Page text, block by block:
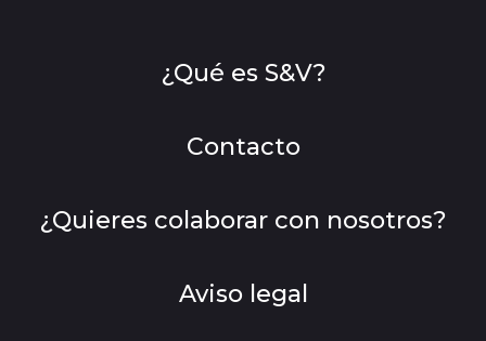
¿Qué es S&V?
Contacto
¿Quieres colaborar con nosotros?
Aviso legal